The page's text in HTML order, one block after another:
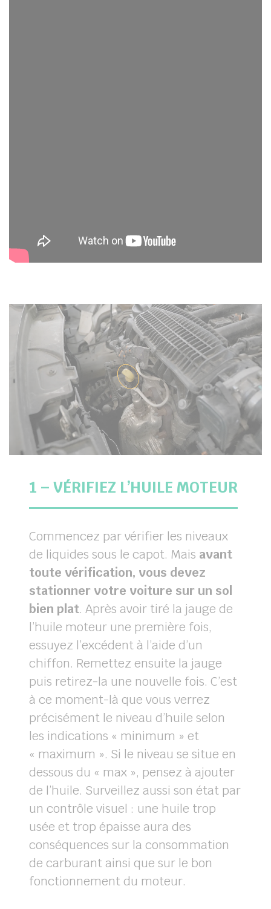
1 – VÉRIFIEZ L’HUILE MOTEUR
Commencez par vérifier les niveaux
de liquides sous le capot. Mais avant
toute vérification, vous devez
stationner votre voiture sur un sol
bien plat. Après avoir tiré la jauge de
l’huile moteur une première fois,
essuyez l’excédent à l’aide d’un
chiffon. Remettez ensuite la jauge
puis retirez-la une nouvelle fois. C’est
à ce moment-là que vous verrez
précisément le niveau d’huile selon
les indications « minimum » et
« maximum ». Si le niveau se situe en
dessous du « max », pensez à ajouter
de l’huile. Surveillez aussi son état par
un contrôle visuel : une huile trop
usée et trop épaisse aura des
conséquences sur la consommation
de carburant ainsi que sur le bon
fonctionnement du moteur.